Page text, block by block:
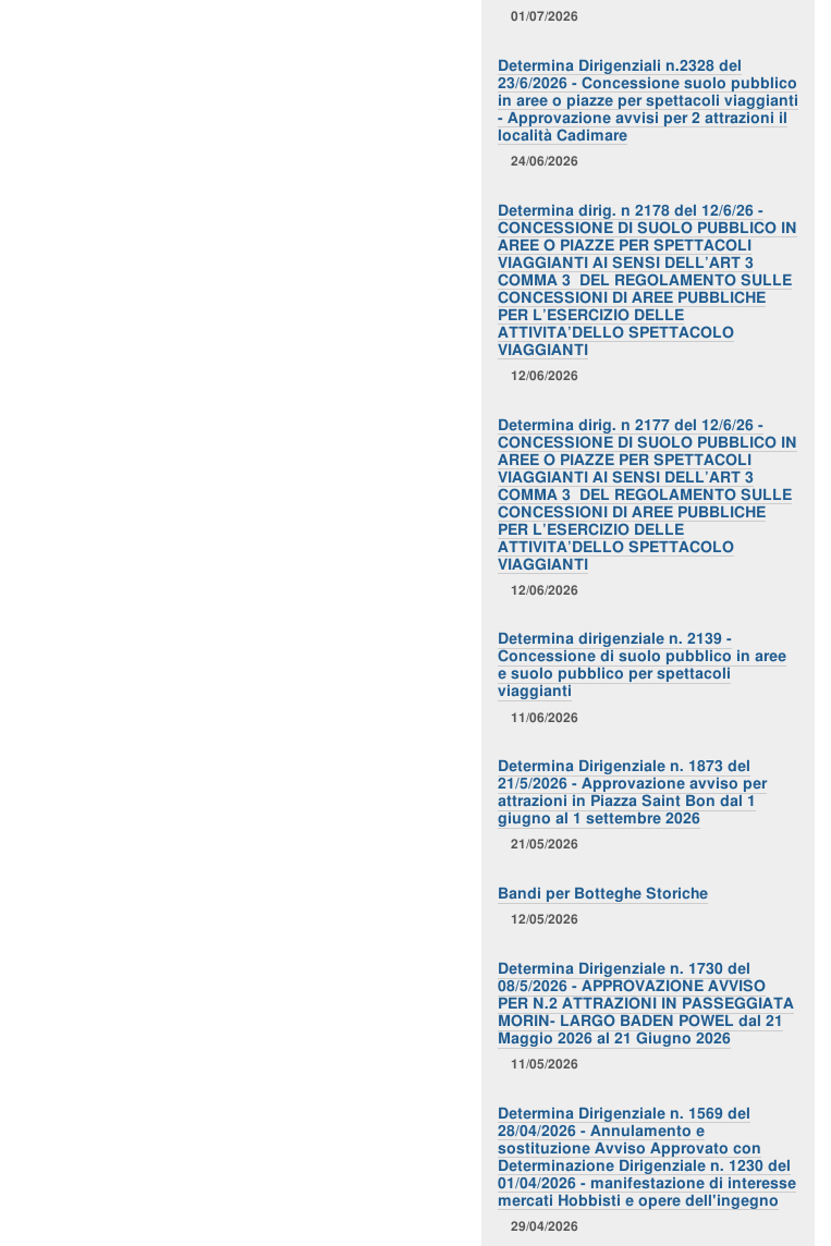
01/07/2026
Determina Dirigenziali n.2328 del
23/6/2026 - Concessione suolo pubblico
in aree o piazze per spettacoli viaggianti
- Approvazione avvisi per 2 attrazioni il
località Cadimare
24/06/2026
Determina dirig. n 2178 del 12/6/26 -
CONCESSIONE DI SUOLO PUBBLICO IN
AREE O PIAZZE PER SPETTACOLI
VIAGGIANTI AI SENSI DELL’ART 3
COMMA 3 DEL REGOLAMENTO SULLE
CONCESSIONI DI AREE PUBBLICHE
PER L’ESERCIZIO DELLE
ATTIVITA’DELLO SPETTACOLO
VIAGGIANTI
12/06/2026
Determina dirig. n 2177 del 12/6/26 -
CONCESSIONE DI SUOLO PUBBLICO IN
AREE O PIAZZE PER SPETTACOLI
VIAGGIANTI AI SENSI DELL’ART 3
COMMA 3 DEL REGOLAMENTO SULLE
CONCESSIONI DI AREE PUBBLICHE
PER L’ESERCIZIO DELLE
ATTIVITA’DELLO SPETTACOLO
VIAGGIANTI
12/06/2026
Determina dirigenziale n. 2139 -
Concessione di suolo pubblico in aree
e suolo pubblico per spettacoli
viaggianti
11/06/2026
Determina Dirigenziale n. 1873 del
21/5/2026 - Approvazione avviso per
attrazioni in Piazza Saint Bon dal 1
giugno al 1 settembre 2026
21/05/2026
Bandi per Botteghe Storiche
12/05/2026
Determina Dirigenziale n. 1730 del
08/5/2026 - APPROVAZIONE AVVISO
PER N.2 ATTRAZIONI IN PASSEGGIATA
MORIN- LARGO BADEN POWEL dal 21
Maggio 2026 al 21 Giugno 2026
11/05/2026
Determina Dirigenziale n. 1569 del
28/04/2026 - Annulamento e
sostituzione Avviso Approvato con
Determinazione Dirigenziale n. 1230 del
01/04/2026 - manifestazione di interesse
mercati Hobbisti e opere dell'ingegno
29/04/2026